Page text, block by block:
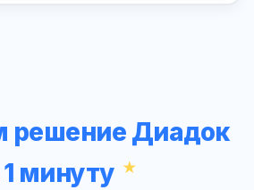
решение Диадок
1 минуту